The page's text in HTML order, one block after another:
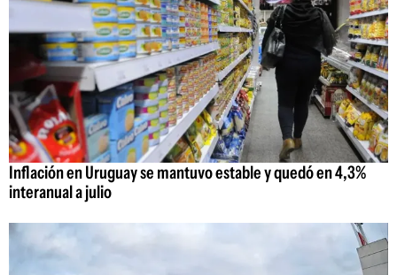
Inflación en Uruguay se mantuvo estable y quedó en 4,3%
interanual a julio